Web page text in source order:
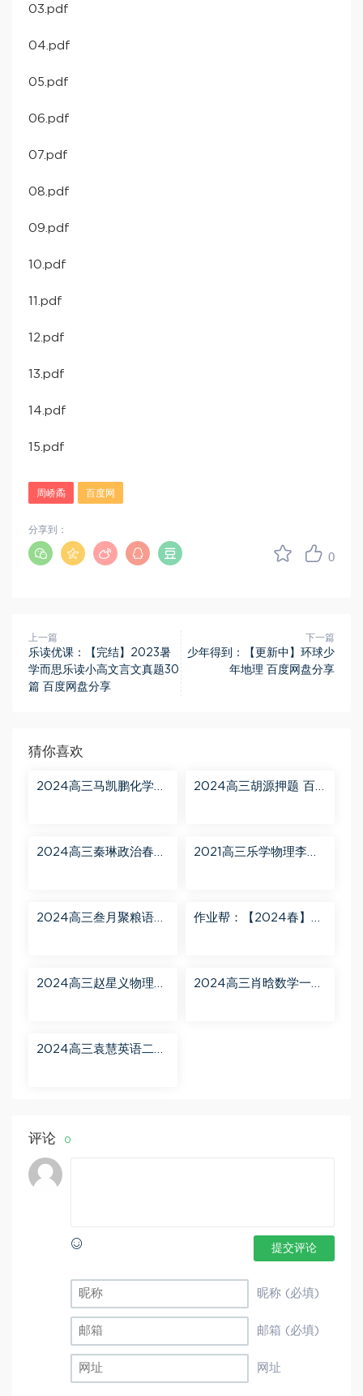
03.pdf
04.pdf
05.pdf
06.pdf
07.pdf
08.pdf
09.pdf
10.pdf
11.pdf
12.pdf
13.pdf
14.pdf
15.pdf
周峤矞 百度网
0
分享到：
上一篇
乐读优课：【完结】2023暑
学而思乐读小高文言文真题30
篇 百度网盘分享
下一篇
少年得到：【更新中】环球少
年地理 百度网盘分享
猜你喜欢
2024高三马凯鹏化学一
2024高三胡源押题 百
2024高三秦琳政治春季
2021高三乐学物理李玮
2024高三叁月聚粮语文
作业帮：【2024春】高
2024高三赵星义物理二
2024高三肖晗数学一轮
2024高三袁慧英语二轮
评论 0
提交评论
昵称 (必填)
邮箱 (必填)
网址